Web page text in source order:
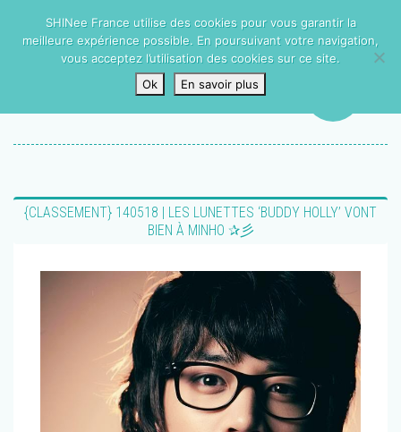
{CLASSEMENT} 140518 | LES LUNETTES ‘BUDDY HOLLY’ VONT
BIEN À MINHO ✰彡
SHINee France utilise des cookies pour vous garantir la
meilleure expérience possible. En poursuivant votre navigation,
vous acceptez l’utilisation des cookies sur ce site.
Ok
En savoir plus